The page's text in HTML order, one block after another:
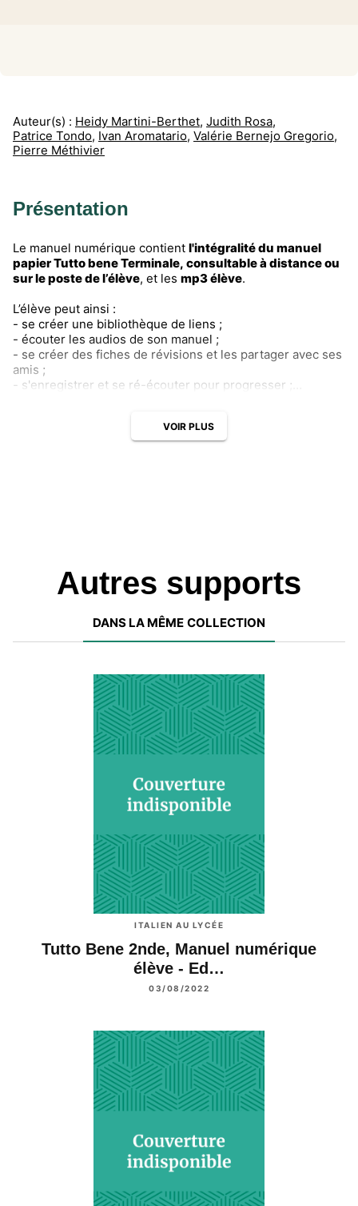
Auteur(s) : Heidy Martini-Berthet, Judith Rosa,
Patrice Tondo, Ivan Aromatario, Valérie Bernejo Gregorio,
Pierre Méthivier
Présentation
Le manuel numérique contient l'intégralité du manuel
papier Tutto bene Terminale, consultable à distance ou
sur le poste de l’élève, et les mp3 élève.
L’élève peut ainsi :
- se créer une bibliothèque de liens ;
- écouter les audios de son manuel ;
- se créer des fiches de révisions et les partager avec ses
amis ;
- s'enregistrer et se ré-écouter pour progresser ;
Tarif préférentiel réservé aux prescripteurs du manuel
VOIR PLUS
Autres supports
DANS LA MÊME COLLECTION
ITALIEN AU LYCÉE
Tutto Bene 2nde, Manuel numérique
élève - Ed…
03/08/2022